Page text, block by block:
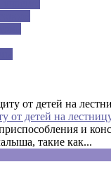
от детей на
и
такие как...